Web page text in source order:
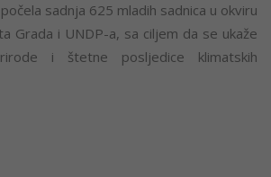
sadnja 625 mladih sadnica u okviru
Grada i UNDP-a, sa ciljem da se ukaže
i štetne posljedice klimatskih